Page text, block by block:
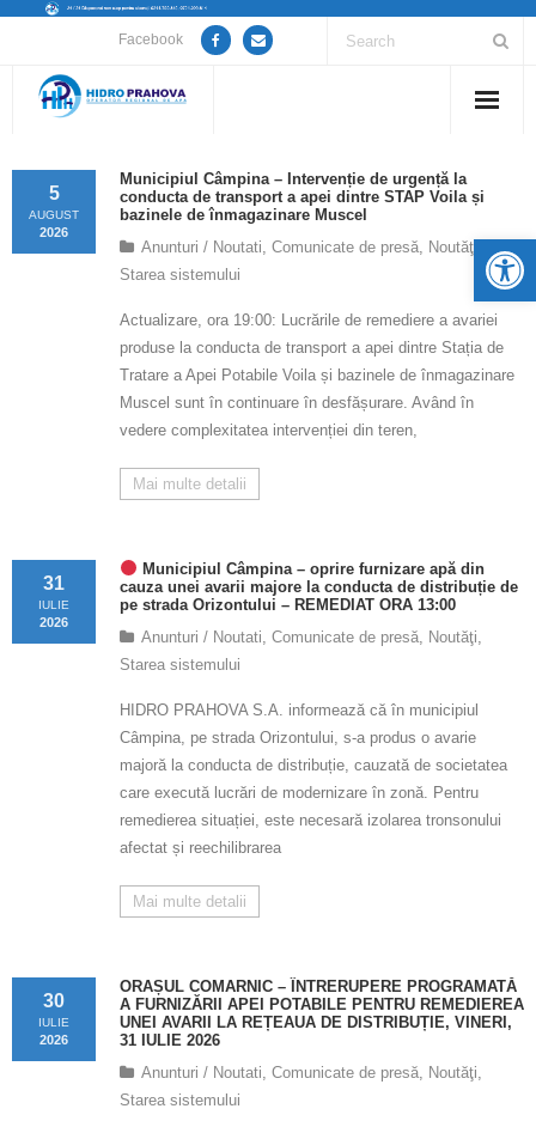
Facebook
Despre noi
Anunțuri lucrări / opriri apă
Guvernanță Corporativă
Informații de interes public
Comunicare
Municipiul Câmpina – Intervenție de urgență la
conducta de transport a apei dintre STAP Voila și
bazinele de înmagazinare Muscel
5
AUGUST
2026
Anunturi / Noutati, Comunicate de presă, Noutăţi
Starea sistemului
Actualizare, ora 19:00: Lucrările de remediere a avariei
produse la conducta de transport a apei dintre Stația de
Tratare a Apei Potabile Voila și bazinele de înmagazinare
Muscel sunt în continuare în desfășurare. Având în
vedere complexitatea intervenției din teren,
Mai multe detalii
Municipiul Câmpina – oprire furnizare apă din
cauza unei avarii majore la conducta de distribuție de
pe strada Orizontului – REMEDIAT ORA 13:00
31
IULIE
2026
Anunturi / Noutati, Comunicate de presă, Noutăţi,
Starea sistemului
HIDRO PRAHOVA S.A. informează că în municipiul
Câmpina, pe strada Orizontului, s-a produs o avarie
majoră la conducta de distribuție, cauzată de societatea
care execută lucrări de modernizare în zonă. Pentru
remedierea situației, este necesară izolarea tronsonului
afectat și reechilibrarea
Mai multe detalii
ORAȘUL COMARNIC – ÎNTRERUPERE PROGRAMATĂ
A FURNIZĂRII APEI POTABILE PENTRU REMEDIEREA
UNEI AVARII LA REȚEAUA DE DISTRIBUȚIE, VINERI,
31 IULIE 2026
30
IULIE
2026
Anunturi / Noutati, Comunicate de presă, Noutăţi,
Starea sistemului